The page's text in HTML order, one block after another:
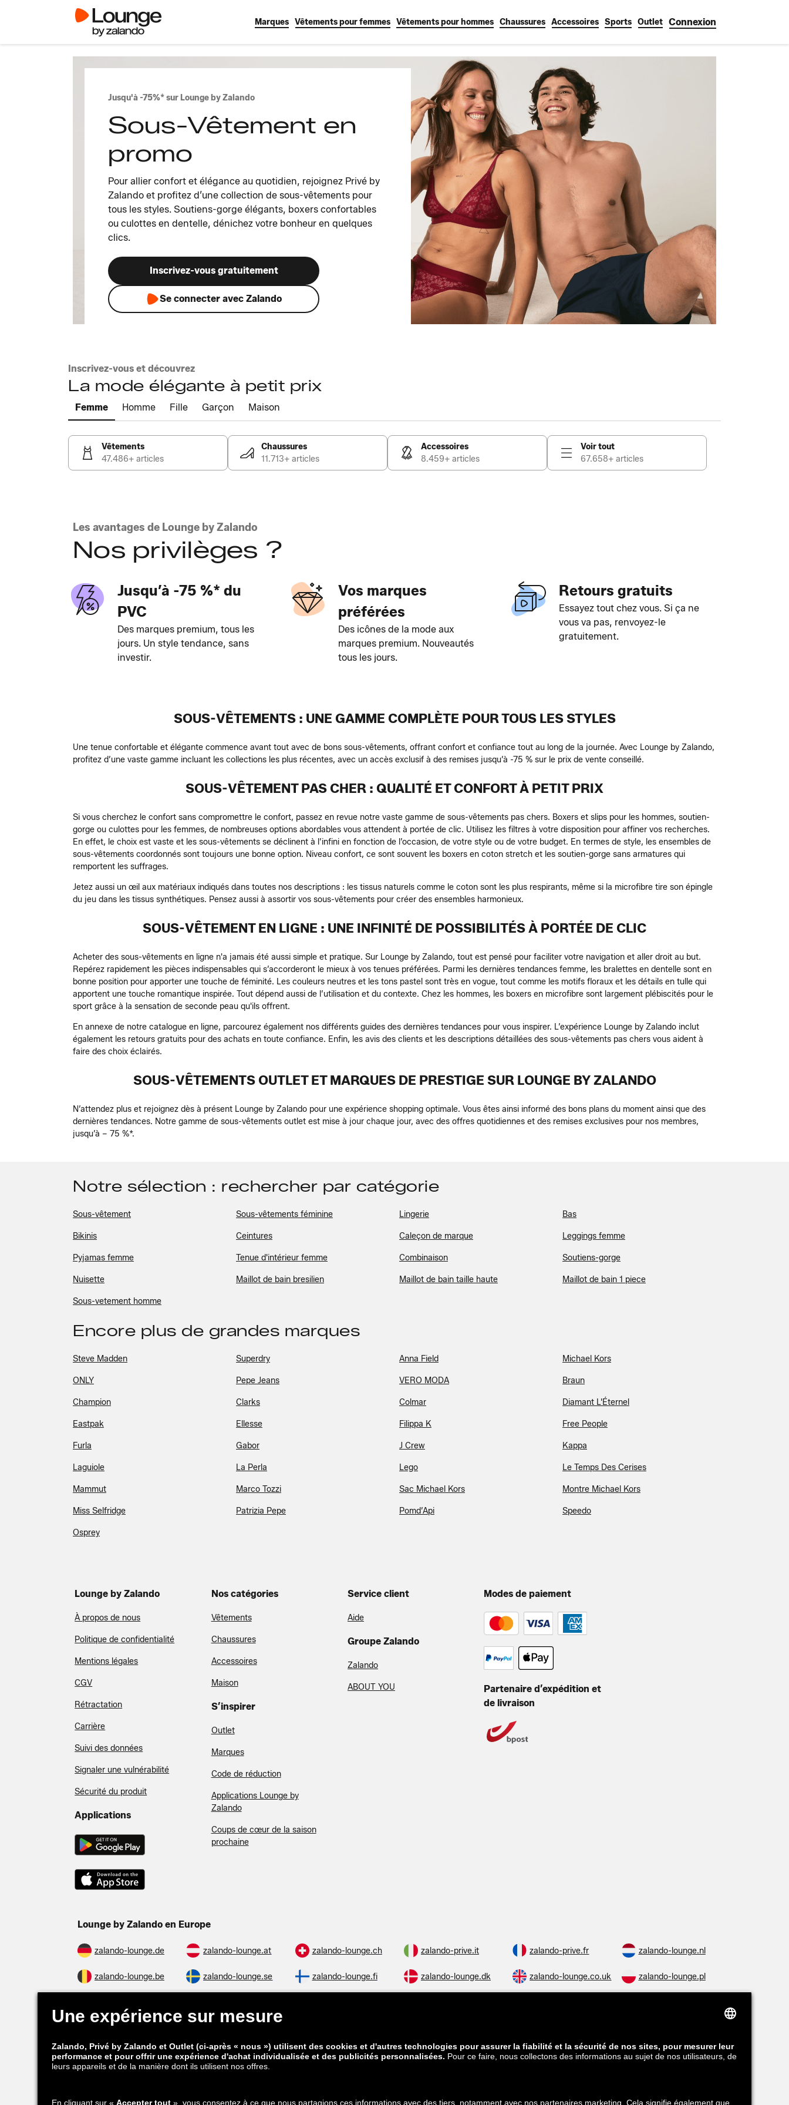
Marques Vêtements pour femmes Vêtements pour hommes Chaussures Accessoires Sports Outlet Connexion
Jusqu'à -75%* sur Lounge by Zalando
Sous-Vêtement en
promo
Pour allier confort et élégance au quotidien, rejoignez Privé by
Zalando et profitez d’une collection de sous-vêtements pour
tous les styles. Soutiens-gorge élégants, boxers confortables
ou culottes en dentelle, dénichez votre bonheur en quelques
clics.
Inscrivez-vous gratuitement
Se connecter avec Zalando
Inscrivez-vous et découvrez
La mode élégante à petit prix
Femme Homme Fille Garçon Maison
Vêtements
47.486+ articles
Chaussures
11.713+ articles
Accessoires
8.459+ articles
Voir tout
67.658+ articles
Les avantages de Lounge by Zalando
Nos privilèges ?
Jusqu’à -75 %* du
PVC
Des marques premium, tous les
jours. Un style tendance, sans
investir.
Vos marques
préférées
Des icônes de la mode aux
marques premium. Nouveautés
tous les jours.
Retours gratuits
Essayez tout chez vous. Si ça ne
vous va pas, renvoyez-le
gratuitement.
SOUS-VÊTEMENTS : UNE GAMME COMPLÈTE POUR TOUS LES STYLES
Une tenue confortable et élégante commence avant tout avec de bons sous-vêtements, offrant confort et confiance tout au long de la journée. Avec Lounge by Zalando,
profitez d’une vaste gamme incluant les collections les plus récentes, avec un accès exclusif à des remises jusqu’à -75 % sur le prix de vente conseillé.
SOUS-VÊTEMENT PAS CHER : QUALITÉ ET CONFORT À PETIT PRIX
Si vous cherchez le confort sans compromettre le confort, passez en revue notre vaste gamme de sous-vêtements pas chers. Boxers et slips pour les hommes, soutien-
gorge ou culottes pour les femmes, de nombreuses options abordables vous attendent à portée de clic. Utilisez les filtres à votre disposition pour affiner vos recherches.
En effet, le choix est vaste et les sous-vêtements se déclinent à l’infini en fonction de l’occasion, de votre style ou de votre budget. En termes de style, les ensembles de
sous-vêtements coordonnés sont toujours une bonne option. Niveau confort, ce sont souvent les boxers en coton stretch et les soutien-gorge sans armatures qui
remportent les suffrages.
Jetez aussi un œil aux matériaux indiqués dans toutes nos descriptions : les tissus naturels comme le coton sont les plus respirants, même si la microfibre tire son épingle
du jeu dans les tissus synthétiques. Pensez aussi à assortir vos sous-vêtements pour créer des ensembles harmonieux.
SOUS-VÊTEMENT EN LIGNE : UNE INFINITÉ DE POSSIBILITÉS À PORTÉE DE CLIC
Acheter des sous-vêtements en ligne n'a jamais été aussi simple et pratique. Sur Lounge by Zalando, tout est pensé pour faciliter votre navigation et aller droit au but.
Repérez rapidement les pièces indispensables qui s’accorderont le mieux à vos tenues préférées. Parmi les dernières tendances femme, les bralettes en dentelle sont en
bonne position pour apporter une touche de féminité. Les couleurs neutres et les tons pastel sont très en vogue, tout comme les motifs floraux et les détails en tulle qui
apportent une touche romantique inspirée. Tout dépend aussi de l’utilisation et du contexte. Chez les hommes, les boxers en microfibre sont largement plébiscités pour le
sport grâce à la sensation de seconde peau qu'ils offrent.
En annexe de notre catalogue en ligne, parcourez également nos différents guides des dernières tendances pour vous inspirer. L’expérience Lounge by Zalando inclut
également les retours gratuits pour des achats en toute confiance. Enfin, les avis des clients et les descriptions détaillées des sous-vêtements pas chers vous aident à
faire des choix éclairés.
SOUS-VÊTEMENTS OUTLET ET MARQUES DE PRESTIGE SUR LOUNGE BY ZALANDO
N’attendez plus et rejoignez dès à présent Lounge by Zalando pour une expérience shopping optimale. Vous êtes ainsi informé des bons plans du moment ainsi que des
dernières tendances. Notre gamme de sous-vêtements outlet est mise à jour chaque jour, avec des offres quotidiennes et des remises exclusives pour nos membres,
jusqu’à – 75 %*.
Notre sélection : rechercher par catégorie
Sous-vêtement Sous-vêtements féminine Lingerie Bas
Bikinis Ceintures Caleçon de marque Leggings femme
Pyjamas femme Tenue d'intérieur femme Combinaison Soutiens-gorge
Nuisette Maillot de bain bresilien Maillot de bain taille haute Maillot de bain 1 piece
Sous-vetement homme
Encore plus de grandes marques
Steve Madden Superdry Anna Field Michael Kors
ONLY Pepe Jeans VERO MODA Braun
Champion Clarks Colmar Diamant L'Éternel
Eastpak Ellesse Filippa K Free People
Furla Gabor J Crew Kappa
Laguiole La Perla Lego Le Temps Des Cerises
Mammut Marco Tozzi Sac Michael Kors Montre Michael Kors
Miss Selfridge Patrizia Pepe Pomd’Api Speedo
Osprey
Lounge by Zalando
À propos de nous
Politique de confidentialité
Mentions légales
CGV
Rétractation
Carrière
Suivi des données
Signaler une vulnérabilité
Sécurité du produit
Applications
Nos catégories
Vêtements
Chaussures
Accessoires
Maison
S’inspirer
Outlet
Marques
Code de réduction
Applications Lounge by
Zalando
Coups de cœur de la saison
prochaine
Service client
Aide
Groupe Zalando
Zalando
ABOUT YOU
Modes de paiement
Partenaire d’expédition et
de livraison
Lounge by Zalando en Europe
zalando-lounge.de zalando-lounge.at zalando-lounge.ch zalando-prive.it zalando-prive.fr zalando-lounge.nl
zalando-lounge.be zalando-lounge.se zalando-lounge.fi zalando-lounge.dk zalando-lounge.co.uk zalando-lounge.pl
zalando-lounge.si
Instagram Facebook